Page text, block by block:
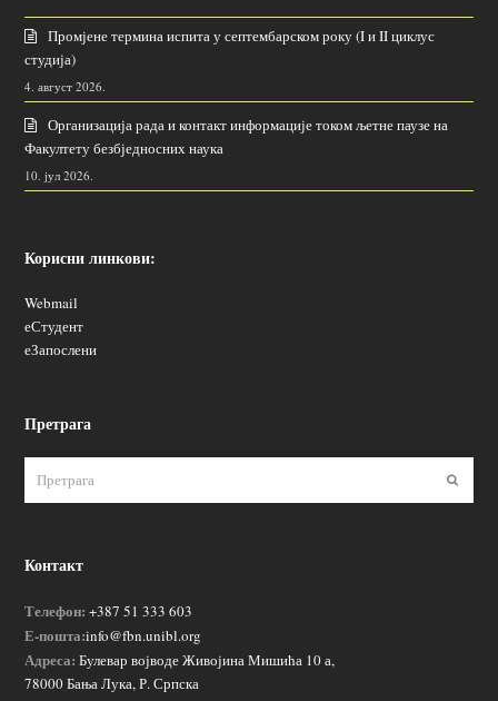
Промјене термина испита у септембарском року (I и II циклус
студија)
4. август 2026.
Организација рада и контакт информације током љетне паузе на
Факултету безбједносних наука
10. јул 2026.
Корисни линкови:
Webmail
еСтудент
еЗапослени
Претрага
Контакт
Телефон: +387 51 333 603
Е-пошта:info@fbn.unibl.org
Адреса: Булевар војводе Живојина Мишића 10 а,
78000 Бања Лука, Р. Српска